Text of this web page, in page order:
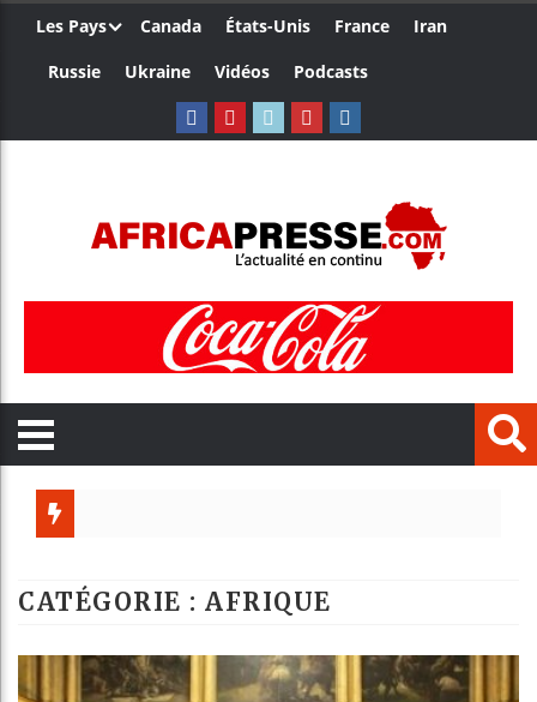
Les Pays Canada États-Unis France
Iran
Russie
Ukraine Vidéos Podcasts
Réforme
CATÉGORIE : AFRIQUE